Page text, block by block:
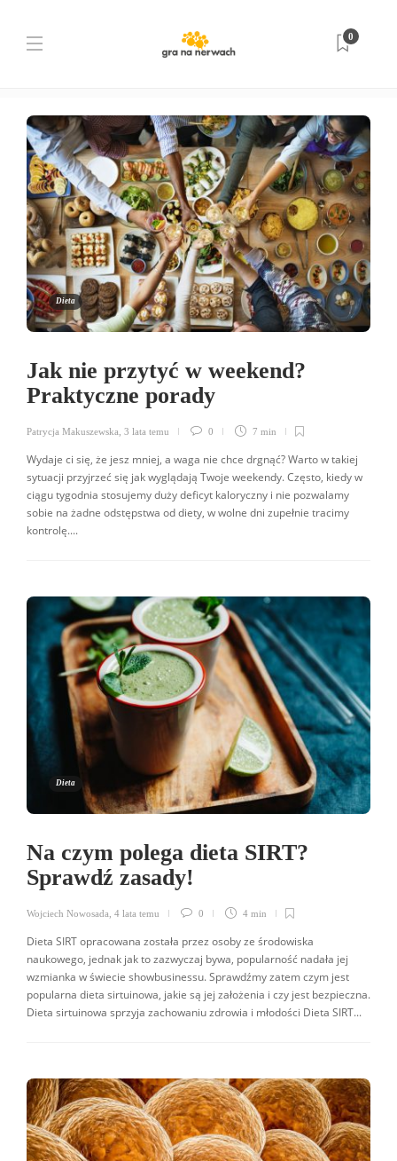
0
odchudzanie
Dieta
Jak nie przytyć w weekend?
Praktyczne porady
Patrycja Makuszewska, 3 lata temu 0 7 min
Wydaje ci się, że jesz mniej, a waga nie chce drgnąć? Warto w takiej
sytuacji przyjrzeć się jak wyglądają Twoje weekendy. Często, kiedy w
ciągu tygodnia stosujemy duży deficyt kaloryczny i nie pozwalamy
sobie na żadne odstępstwa od diety, w wolne dni zupełnie tracimy
kontrolę....
Dieta
Na czym polega dieta SIRT?
Sprawdź zasady!
Wojciech Nowosada 4 lata temu 0 4 min
Dieta SIRT opracowana została przez osoby ze środowiska
naukowego, jednak jak to zazwyczaj bywa, popularność nadała jej
wzmianka w świecie showbusinessu. Sprawdźmy zatem czym jest
popularna dieta sirtuinowa, jakie są jej założenia i czy jest bezpieczna.
Dieta sirtuinowa sprzyja zachowaniu zdrowia i młodości Dieta SIRT...